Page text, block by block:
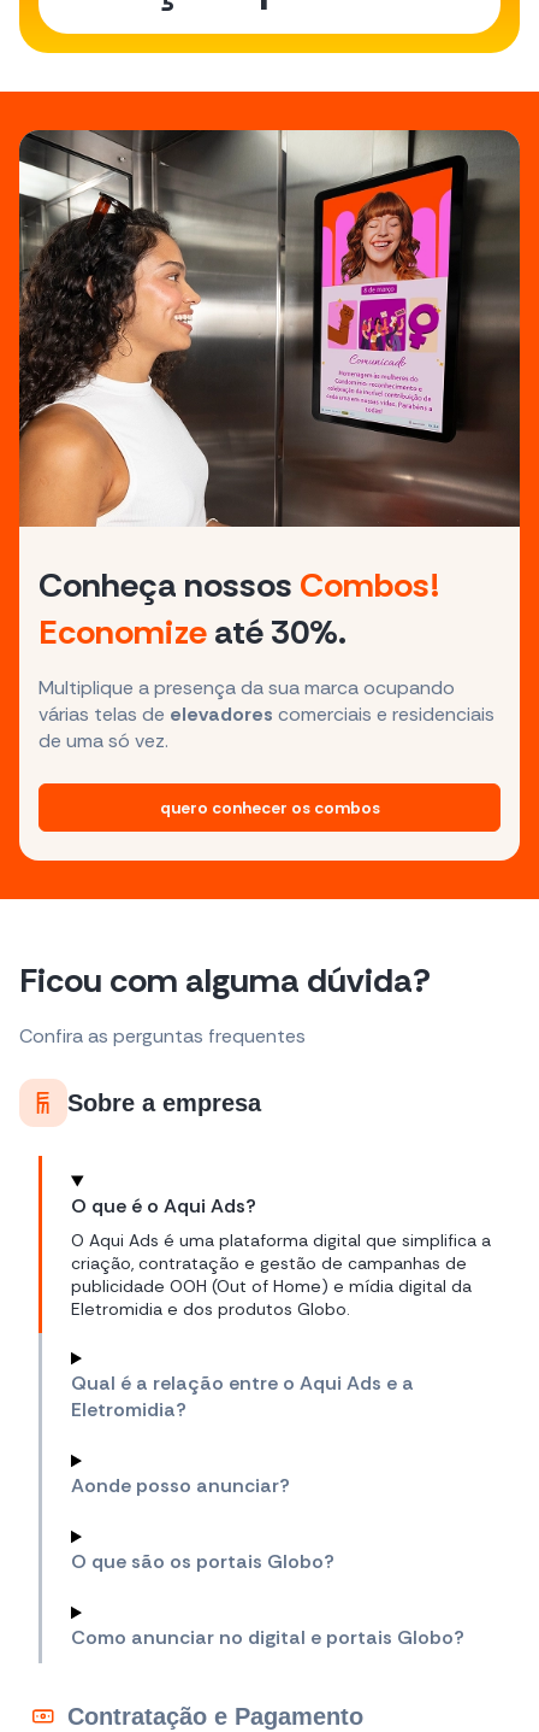
Conheça nossos Combos!
Economizeaté 30%.
Multiplique a presença da sua marca ocupando
várias telas de elevadores comerciais e residenciais
de uma só vez.
quero conhecer os combos
Ficou com alguma dúvida?
Confira as perguntas frequentes
Sobre a empresa
O que é o Aqui Ads?
O Aqui Ads é uma plataforma digital que simplifica a
criação, contratação e gestão de campanhas de
publicidade OOH (Out of Home) e mídia digital da
Eletromidia e dos produtos Globo.
Qual é a relação entre o Aqui Ads e a
Eletromidia?
Aonde posso anunciar?
O que são os portais Globo?
Como anunciar no digital e portais Globo?
Contratação e Pagamento